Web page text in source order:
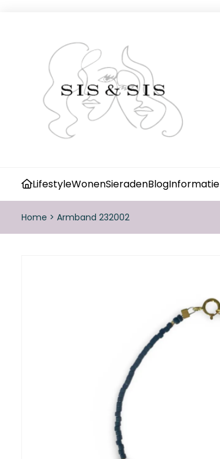
LifestyleWonenSieradenBlogInformatie
Home > Armband 232002